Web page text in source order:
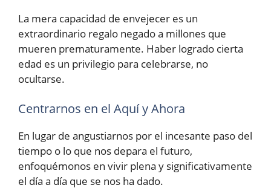
La mera capacidad de envejecer es un
extraordinario regalo negado a millones que
mueren prematuramente. Haber logrado cierta
edad es un privilegio para celebrarse, no
ocultarse.
Centrarnos en el Aquí y Ahora
En lugar de angustiarnos por el incesante paso del
tiempo o lo que nos depara el futuro,
enfoquémonos en vivir plena y significativamente
el día a día que se nos ha dado.